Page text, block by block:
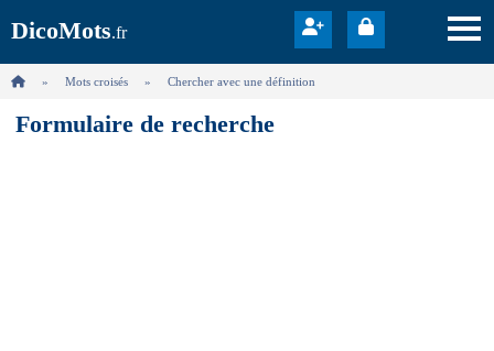
DicoMots.fr
Mots croisés Chercher avec une définition
Formulaire de recherche